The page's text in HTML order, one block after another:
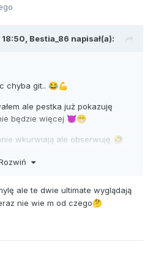
Bestia_86 napisał(a):
chyba git.. 😂💪
ale pestka już pokazuję
będzie więcej 😈😁
wkurwiają ale obserwuję 🤣
ale te dwie ultimate wyglądają
nie wie m od czego🤔